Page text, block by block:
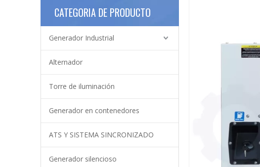
CATEGORIA DE PRODUCTO
Generador Industrial
Alternador
Torre de iluminación
Generador en contenedores
ATS Y SISTEMA SINCRONIZADO
Generador silencioso